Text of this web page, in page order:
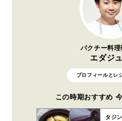
パクチー料
エダジ
プロフィールとレ
この時期おすすめ
タジ